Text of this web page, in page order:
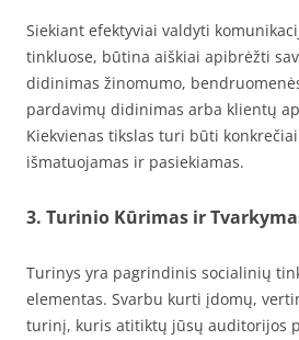
Siekiant efektyviai valdyti
tinkluose, būtina aiškiai apibrėžti
didinimas žinomumo,
pardavimų didinimas arba klientų
Kiekvienas tikslas turi būti
išmatuojamas ir pasiekiamas.
3. Turinio Kūrimas ir
Turinys yra pagrindinis socialinių
elementas. Svarbu kurti įdomų,
turinį, kuris atitiktų jūsų auditorijos